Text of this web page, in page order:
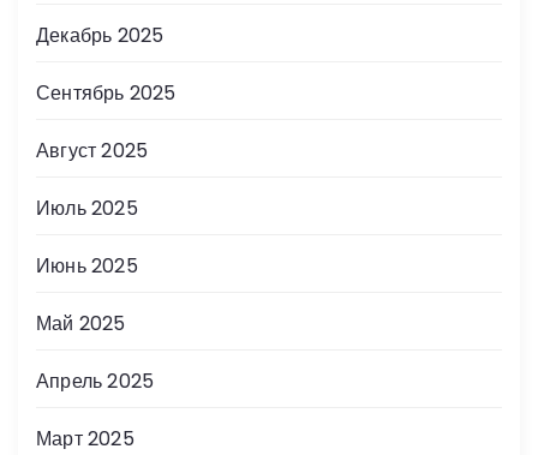
Декабрь 2025
Сентябрь 2025
Август 2025
Июль 2025
Июнь 2025
Май 2025
Апрель 2025
Март 2025